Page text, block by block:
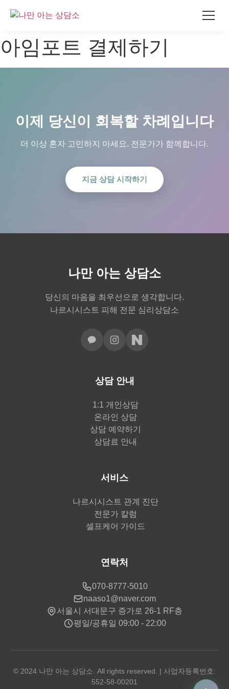
텐아임포트 결제하기
이제 당신이 회복할 차례입니다
더 이상 혼자 고민하지 마세요. 전문가가 함께합니다.
지금 상담 시작하기
나만 아는 상담소
당신의 마음을 최우선으로 생각합니다.
나르시시스트 피해 전문 심리상담소
상담 안내
1:1 개인상담
온라인 상담
상담 예약하기
상담료 안내
서비스
나르시시스트 관계 진단
전문가 칼럼
셀프케어 가이드
연락처
070-8777-5010
naaso1@naver.com
서울시 서대문구 증가로 26-1 RF층
평일/공휴일 09:00 - 22:00
© 2024 나만 아는 상담소. All rights reserved. | 사업자등록번호:
552-58-00201